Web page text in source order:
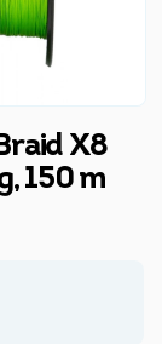
X8
150 m